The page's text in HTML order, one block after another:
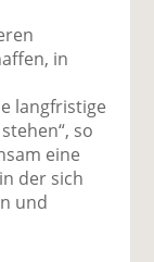
te
il
n
e d
n
in
langfristige
so
eine
der sich
und